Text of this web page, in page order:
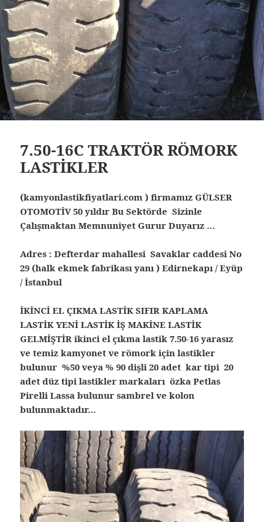
7.50-16C TRAKTÖR RÖMORK
LASTİKLER
(kamyonlastikfiyatlari.com ) firmamız GÜLSER
OTOMOTİV 50 yıldır Bu Sektörde Sizinle
Çalışmaktan Memnuniyet Gurur Duyarız …
Adres : Defterdar mahallesi Savaklar caddesi No
29 (halk ekmek fabrikası yanı ) Edirnekapı / Eyüp
/ İstanbul
İKİNCİ EL ÇIKMA LASTİK SIFIR KAPLAMA
LASTİK YENİ LASTİK İŞ MAKİNE LASTİK
GELMİŞTİR ikinci el çıkma lastik 7.50-16 yarasız
ve temiz kamyonet ve römork için lastikler
bulunur %50 veya % 90 dişli 20 adet kar tipi 20
adet düz tipi lastikler markaları özka Petlas
Pirelli Lassa bulunur sambrel ve kolon
bulunmaktadır…